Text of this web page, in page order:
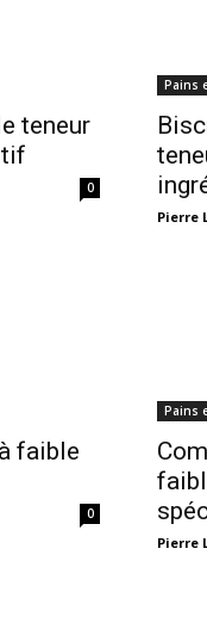
teneur
0
Pains
Pierre
faible
0
Pains
Pierre